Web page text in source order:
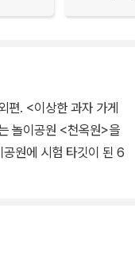
편. <이상한 과자 가게
놀이공원 <천옥원>을
원에 시험 타깃이 된 6
는 어트랙션이다. 하지
않는 게 상책”이라고